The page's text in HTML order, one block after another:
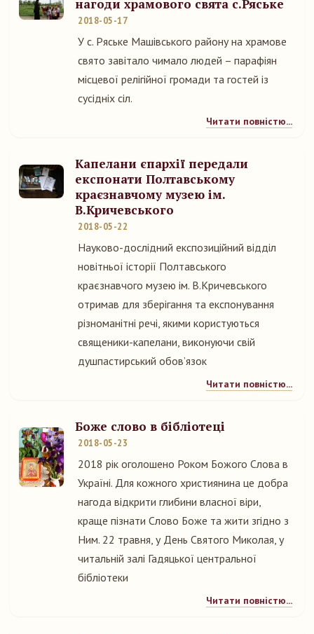
нагоди храмового свята с.Ряське
2018-05-17
У с. Ряське Машівського району на храмове
свято завітало чимало людей – парафіян
місцевої релігійної громади та гостей із
сусідніх сіл.
Читати повністю...
Капелани єпархії передали
експонати Полтавському
краєзнавчому музею ім.
В.Кричевського
2018-05-22
Науково-дослідний експозиційний відділ
новітньої історії Полтавського
краєзнавчого музею ім. В.Кричевського
отримав для зберігання та експонування
різноманітні речі, якими користуються
священики-капелани, виконуючи свій
душпастирський обов’язок
Читати повністю...
Боже слово в бібліотеці
2018-05-23
2018 рік оголошено Роком Божого Слова в
Україні. Для кожного християнина це добра
нагода відкрити глибини власної віри,
краще пізнати Слово Боже та жити згідно з
Ним. 22 травня, у День Святого Миколая, у
читальній залі Гадяцької центральної
бібліотеки
Читати повністю...